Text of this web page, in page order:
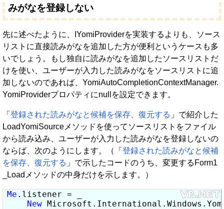
みがなを登録しない
先に述べたように、IYomiProviderを実装するよりも、ソース
リストに直接読みがなを追加した方が便利というケースも多
いでしょう。もし独自に読みがなを追加したソースリストだ
けを使い、ユーザーが入力した読みがなをソースリストに追
加しないのであれば、YomiAutoCompletionContextManager.
YomiProviderプロパティにnullを設定できます。
「 登録された読みがなと候補を保存、復元する 」で紹介した
LoadYomiSourceメソッドを使ってソースリストをファイル
から読み込み、ユーザーが入力した読みがなを登録しないの
ならば、次のようにします。（「 登録された読みがなと候補
を保存、復元する 」で示したコードのうち、変更するForm1
_Loadメソッドの中身だけを示します。）
Me .listener = _
New